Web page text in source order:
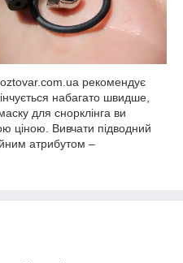
рекомендує
набагато швидше,
для снорклінга ви
ціною. Вивчати підводний
атрибутом –